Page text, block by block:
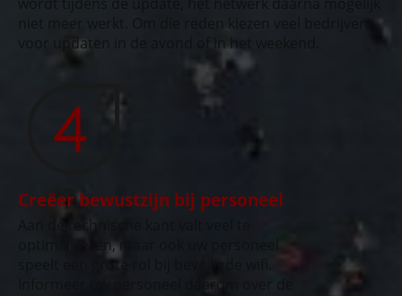
niet meer werkt. Om die reden kiezen veel bedrijven
voor updaten in de avond of in het weekend.
Creëer bewustzijn bij personeel
optimaliseren, maar ook uw personeel
speelt een grote rol bij beveiligde wifi.
Informeer uw personeel daarom over de